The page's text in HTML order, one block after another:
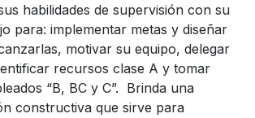
habilidades de supervisión con su
para: implementar metas y diseñar
motivar su equipo, delegar
recursos clase A y tomar
“B, BC y C”. Brinda una
constructiva que sirve para